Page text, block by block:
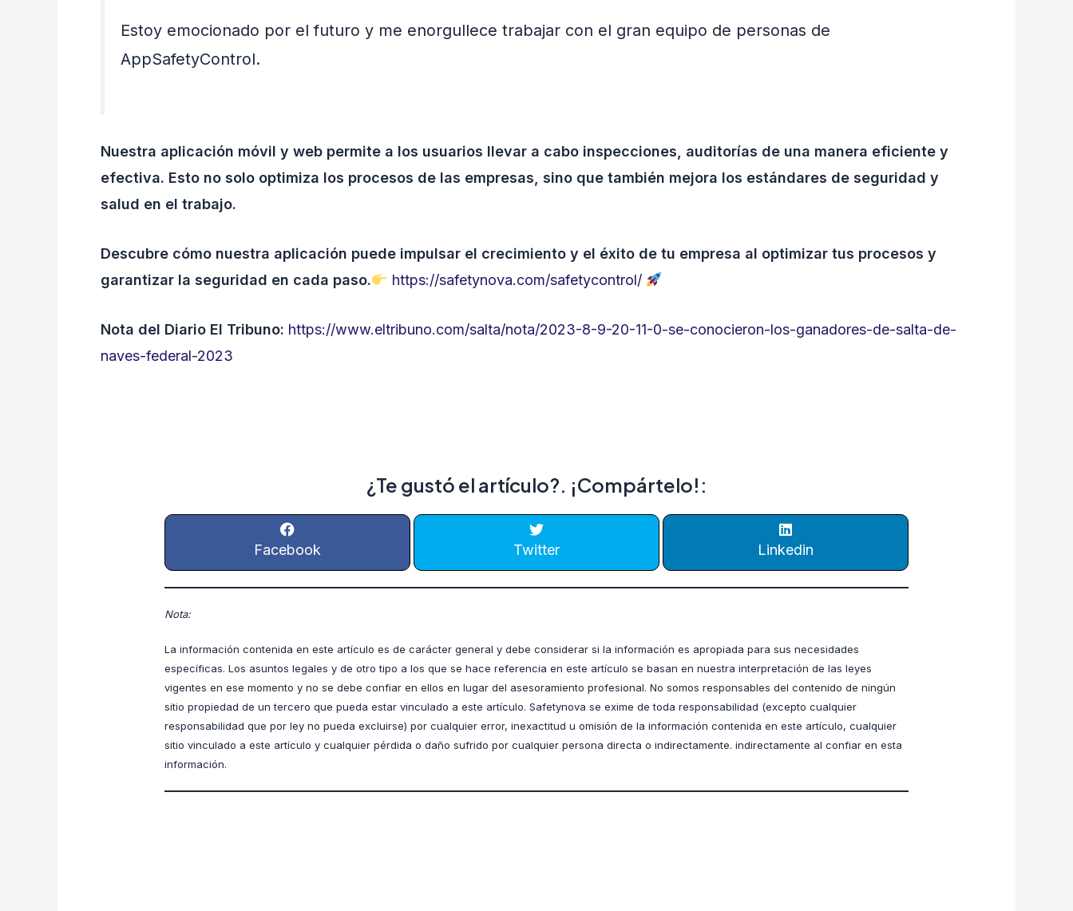
Estoy emocionado por el futuro y me enorgullece trabajar con el gran equipo de personas de
AppSafetyControl.
Nuestra aplicación móvil y web permite a los usuarios llevar a cabo inspecciones, auditorías de una manera eficiente y
efectiva. Esto no solo optimiza los procesos de las empresas, sino que también mejora los estándares de seguridad y
salud en el trabajo.
Descubre cómo nuestra aplicación puede impulsar el crecimiento y el éxito de tu empresa al optimizar tus procesos y
garantizar la seguridad en cada paso.
https://safetynova.com/safetycontrol/
Nota del Diario El Tribuno: https://www.eltribuno.com/salta/nota/2023-8-9-20-11-0-se-conocieron-los-ganadores-de-salta-de-
naves-federal-2023
¿Te gustó el artículo?. ¡Compártelo!:
Facebook Twitter Linkedin
Nota:
La información contenida en este artículo es de carácter general y debe considerar si la información es apropiada para sus necesidades
específicas. Los asuntos legales y de otro tipo a los que se hace referencia en este artículo se basan en nuestra interpretación de las leyes
vigentes en ese momento y no se debe confiar en ellos en lugar del asesoramiento profesional. No somos responsables del contenido de ningún
sitio propiedad de un tercero que pueda estar vinculado a este artículo. Safetynova se exime de toda responsabilidad (excepto cualquier
responsabilidad que por ley no pueda excluirse) por cualquier error, inexactitud u omisión de la información contenida en este artículo, cualquier
sitio vinculado a este artículo y cualquier pérdida o daño sufrido por cualquier persona directa o indirectamente. indirectamente al confiar en esta
información.